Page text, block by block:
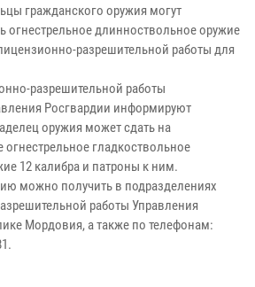
гражданского оружия могут
огнестрельное длинноствольное оружие
разрешительной работы для
разрешительной работы
Росгвардии информируют
оружия может сдать на
гладкоствольное
12 калибра и патроны к ним.
можно получить в подразделениях
работы Управления
Мордовия, а также по телефонам: